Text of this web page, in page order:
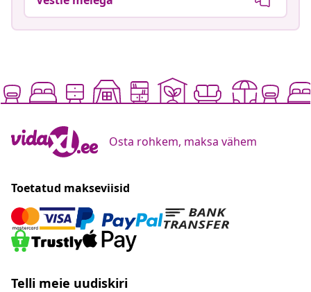
Osta rohkem, maksa vähem
Toetatud makseviisid
Telli meie uudiskiri